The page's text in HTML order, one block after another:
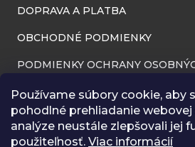
Používame súbory cookie, aby
pohodlné prehliadanie
analýze neustále zlepšovali jej
použiteľnosť. Viac informácií
DOPRAVA A PLATBA
OBCHODNÉ PODMIENKY
PODMIENKY OCHRANY
INFORMÁCIE O
REKLAMAČNÝ PORIADOK